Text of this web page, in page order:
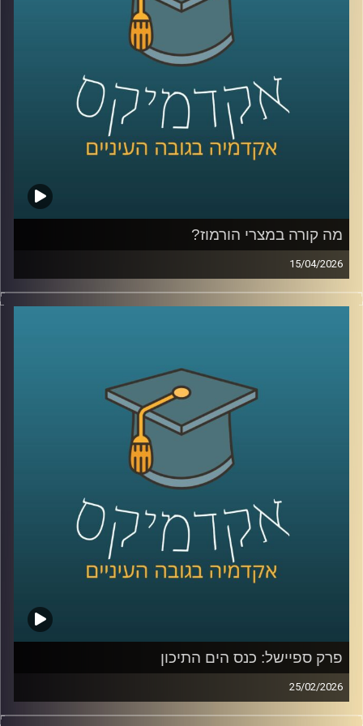
ישראל, שלרבים הייתה פעם אופציה רחוקה, מורכבת, לפעמים
אפילו לא על הרדאר האקדמי, הופכת ליעד אמיתי.
לא רק מסיבות אידיאולוגיות, אלא גם כהחלטה פרקטית: איפה
ללמוד, איפה לחיות, ואיפה להרגיש בבית.
אז האם אנחנו רואים כאן תגובה רגעית למציאות מתוחה או
שינוי עמוק בזהות של דור שלם?
היום נדבר עם יונתן דייויס, סגן נשיא לקשרי חוץ וראש בית
הספר הבינלאומי ע״ש רפאל רקנאטי באוניברסיטת רייכמן,
מהשירות כחייל בודד בצנחנים, דרך שליחויות ברחבי העולם,
בברית המועצות לשעבר, בקייפטאון, בוסטון ורומא ועד
לעבודה יומיומית עם אלפי סטודנטים בינלאומיים, הוא רואה
מקרוב איך העולם משתנה, ואיך צעירים יהודים מקבלים
החלטות שמעצבות את העתיד שלהם.
אז מה באמת קורה היום בקמפוסים?
AudioVersity
מה קורה במצרי הורמוז?
15/04/2026
בשבועות האחרונים אנחנו שומעים אמירות דרמטיות סביב
מצרי הורמוז, דיבורים על מצור, איומים מצד איראן, ואפילו
אבל מה שמעניין הוא שלא צריך מלחמה בפועל כדי להזיז את
העולם, מספיק חשש.
איך מעבר ימי יחסית קטן מצליח להשפיע על מחירי האנרגיה,
על שרשראות אספקה, ובסוף גם על יוקר המחיה של כולנו?
ולמה גם מדינות שלא תלויות בו ישירות, עדיין מושפעות מכל
מה שקורה שם?
כדי להבין את כל זאת ועוד, נמצא איתנו היום אברי שכטר, מנהל
מכון ינאי לביטחון אנרגטי באוניברסיטת רייכמן
פרק ספיישל: כנס הים התיכון
25/02/2026
הקלטה מתוך השטח, מהכנס השמיני בנושא הים התיכון: